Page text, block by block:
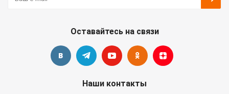
Оставайтесь на связи
Наши контакты